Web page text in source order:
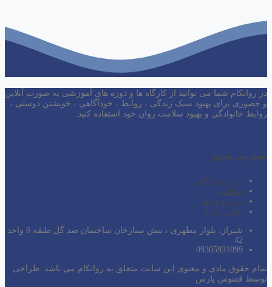
در روانکام شما می توانید از کارگاه ها و دوره های آموزشی به صورت آنلاین
و حضوری برای بهبود سبک زندگی ، روابط ، خودآگاهی ، خویشتن دوستی ،
روابط خانوادگی و بهبود سلامت روان خود استفاده کنید.
دسترسی سریع
رادیو روانکام
مقالات
درباره ی ما
تماس با ما
شیراز، بلوار مطهری ، نبش ستارخان ساختمان صد گل طبقه 6 واحد
42
09305931099
تمام حقوق مادی و معنوی این سایت متعلق به روانکام می باشد. طراحی
توسط ققنوس پارس